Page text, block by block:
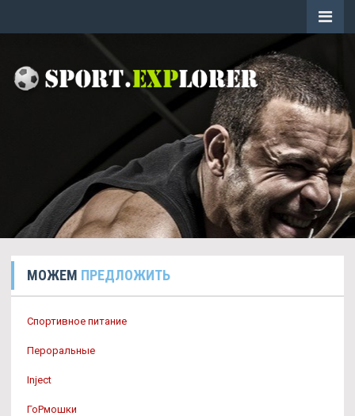
МОЖЕМ ПРЕДЛОЖИТЬ
Спортивное питание
Пероральные
Inject
ГоРмошки